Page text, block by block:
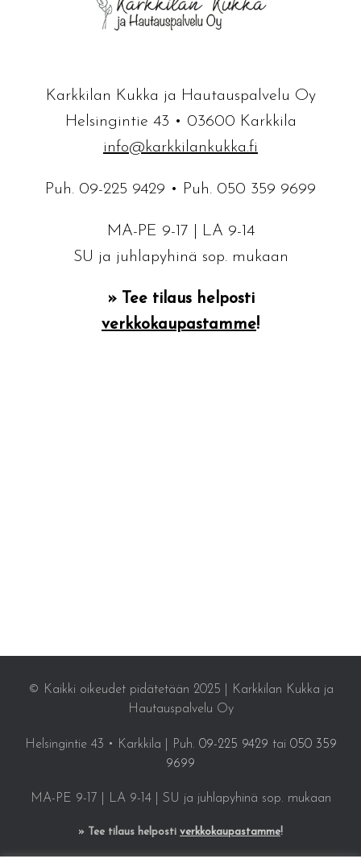
Karkkilan Kukka ja Hautauspalvelu Oy
Helsingintie 43 • 03600 Karkkila
info@karkkilankukka.fi
Puh. 09-225 9429 • Puh. 050 359 9699
MA-PE 9-17 | LA 9-14
SU ja juhlapyhinä sop. mukaan
» Tee tilaus helposti
verkkokaupastamme!
© Kaikki oikeudet pidätetään 2025 | Karkkilan Kukka ja
Hautauspalvelu Oy
Helsingintie 43 • Karkkila | Puh. 09-225 9429 tai 050 359
9699
MA-PE 9-17 | LA 9-14 | SU ja juhlapyhinä sop. mukaan
» Tee tilaus helposti verkkokaupastamme!